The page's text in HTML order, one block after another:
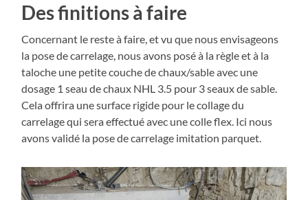
Des finitions à faire
Concernant le reste à faire, et vu que nous envisageons
la pose de carrelage, nous avons posé à la règle et à la
taloche une petite couche de chaux/sable avec une
dosage 1 seau de chaux NHL 3.5 pour 3 seaux de sable.
Cela offrira une surface rigide pour le collage du
carrelage qui sera effectué avec une colle flex. Ici nous
avons validé la pose de carrelage imitation parquet.